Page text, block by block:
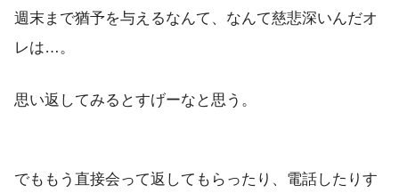
週末まで猶予を与えるなんて、なんて慈悲深いんだオ
レは…。
思い返してみるとすげーなと思う。
でももう直接会って返してもらったり、電話したりす